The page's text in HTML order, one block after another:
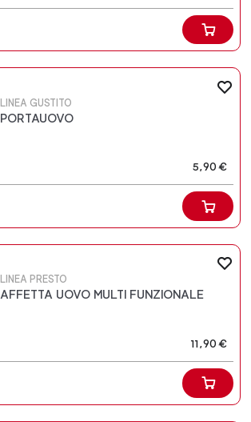
LINEA GUSTITO
PORTAUOVO
5,90 €
LINEA PRESTO
AFFETTA UOVO MULTI FUNZIONALE
11,90 €